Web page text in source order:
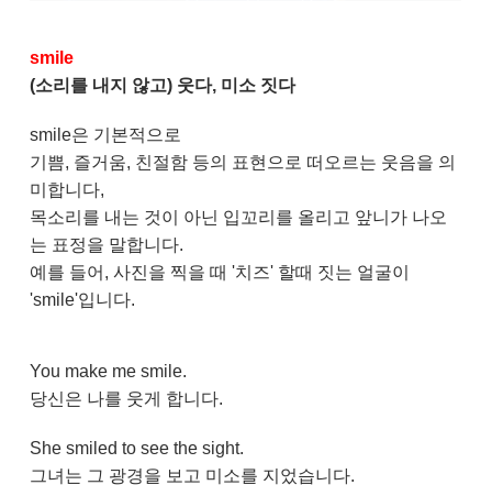
smile
(소리를 내지 않고) 웃다, 미소 짓다
smile은 기본적으로
기쁨, 즐거움, 친절함 등의 표현으로 떠오르는 웃음을 의
미합니다,
목소리를 내는 것이 아닌 입꼬리를 올리고 앞니가 나오
는 표정을 말합니다.
예를 들어, 사진을 찍을 때 '치즈' 할때 짓는 얼굴이
'smile'입니다.
You make me smile.
당신은 나를 웃게 합니다.
She smiled to see the sight.
그녀는 그 광경을 보고 미소를 지었습니다.